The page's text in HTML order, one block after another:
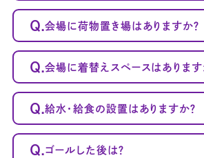
Q.会場に荷物置き場はありますか？
Q.会場に着替えスペースはあります
Q.給水・給食の設置はありますか？
Q.ゴールした後は？